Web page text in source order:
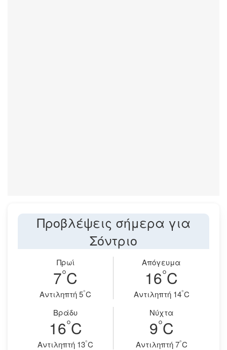
Προβλέψεις σήμερα για
Σόντριο
Πρωί
7°C
Aντιληπτή 5°C
Απόγευμα
16°C
Aντιληπτή 14°C
Βράδυ
16°C
Aντιληπτή 13°C
Νύχτα
9°C
Aντιληπτή 7°C